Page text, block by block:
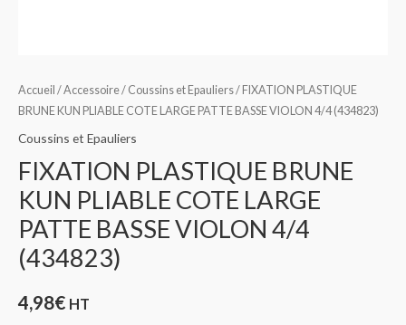
Accueil /Accessoire/ Coussins et Epauliers/ FIXATION PLASTIQUE
BRUNE KUN PLIABLE COTE LARGE PATTE BASSE VIOLON 4/4 (434823)
Coussins et Epauliers
FIXATION PLASTIQUE BRUNE
KUN PLIABLE COTE LARGE
PATTE BASSE VIOLON 4/4
(434823)
4,98€ HT